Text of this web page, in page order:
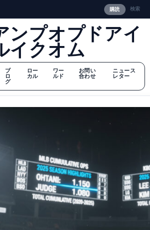
購読 検索
ンプオプドアイ
イクオム
ブ
ロ
グ
ロー
カル
ワー
ルド
お問い
合わせ
ニュース
レター